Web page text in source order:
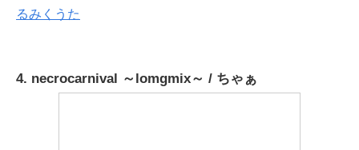
るみくうた
4. necrocarnival ～lomgmix～ / ちゃぁ